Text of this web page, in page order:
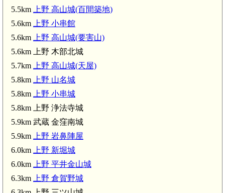
浄法寺城(5.8km)
5.5km
上野 高山城(百間築地)
5.6km
上野 小串館
5.6km
上野 高山城(要害山)
5.6km 上野 木部北城
5.7km
上野 高山城(天屋)
5.8km
上野 山名城
5.8km
上野 小串城
5.8km 上野 浄法寺城
5.9km 武蔵 金窪南城
5.9km
上野 岩鼻陣屋
6.0km
上野 新堀城
6.0km
上野 平井金山城
6.3km
上野 倉賀野城